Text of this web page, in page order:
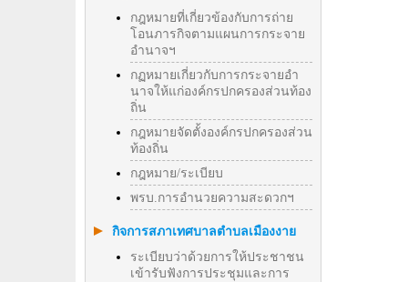
กฎหมายที่เกี่ยวข้องกับการถ่าย
โอนภารกิจตามแผนการกระจาย
อำนาจฯ
กฏหมายเกี่ยวกับการกระจายอำ
นาจให้แก่องค์กรปกครองส่วนท้อง
ถิ่น
กฎหมายจัดตั้งองค์กรปกครองส่วน
ท้องถิ่น
กฎหมาย/ระเบียบ
พรบ.การอำนวยความสะดวกฯ
กิจการสภาเทศบาลตำบลเมืองงาย
ระเบียบว่าด้วยการให้ประชาชน
เข้ารับฟังการประชุมและการ